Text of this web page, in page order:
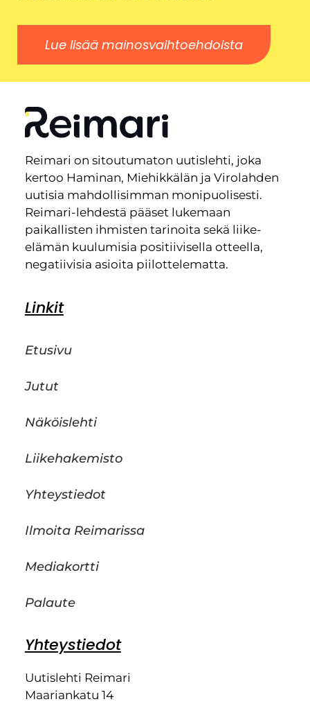
Lue lisää mainosvaihtoehdoista
Reimari on sitoutumaton uutislehti, joka
kertoo Haminan, Miehikkälän ja Virolahden
uutisia mahdollisimman monipuolisesti.
Reimari-lehdestä pääset lukemaan
paikallisten ihmisten tarinoita sekä liike-
elämän kuulumisia positiivisella otteella,
negatiivisia asioita piilottelematta.
Linkit
Etusivu
Jutut
Näköislehti
Liikehakemisto
Yhteystiedot
Ilmoita Reimarissa
Mediakortti
Palaute
Yhteystiedot
Uutislehti Reimari
Maariankatu 14